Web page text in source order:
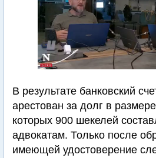
В результате банковский
арестован за долг в
которых 900 шекелей
адвокатам. Только после
имеющей удостоверение